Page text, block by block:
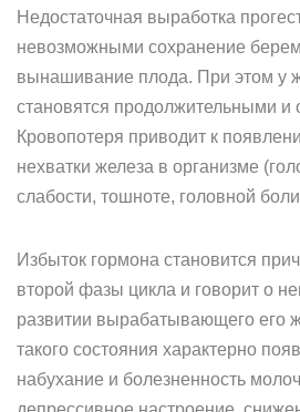
Недостаточная выработка
невозможными сохранение
вынашивание плода. При этом у
становятся продолжительными и
Кровопотеря приводит к
нехватки железа в организме
слабости, тошноте, головной
Избыток гормона становится
второй фазы цикла и говорит о
развитии вырабатывающего его
такого состояния характерно
набухание и болезненность